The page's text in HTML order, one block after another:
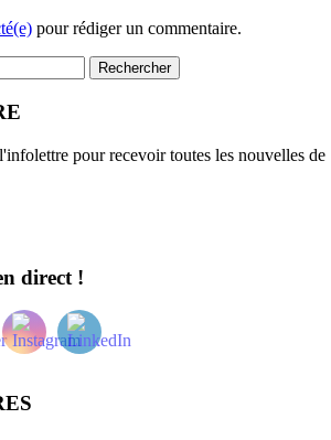
pour rédiger un commentaire.
pour recevoir toutes les nouvelles de
direct !